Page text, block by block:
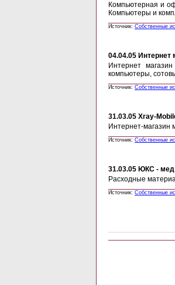
Компьютерная и
Компьютеры и
Источник: Собственные
04.04.05 Интернет
Интернет
компьютеры,
Источник: Собственные
31.03.05 Xray-
Интернет-магазин
Источник: Собственные
31.03.05 ЮКС - мед
Расходные
Источник: Собственные